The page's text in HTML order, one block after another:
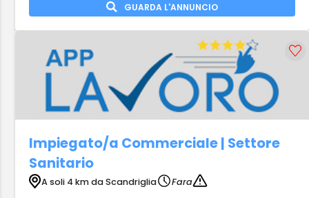
GUARDA L'ANNUNCIO
Impiegato/a Commerciale | Settore
Sanitario
A soli 4 km da Scandriglia
Fara